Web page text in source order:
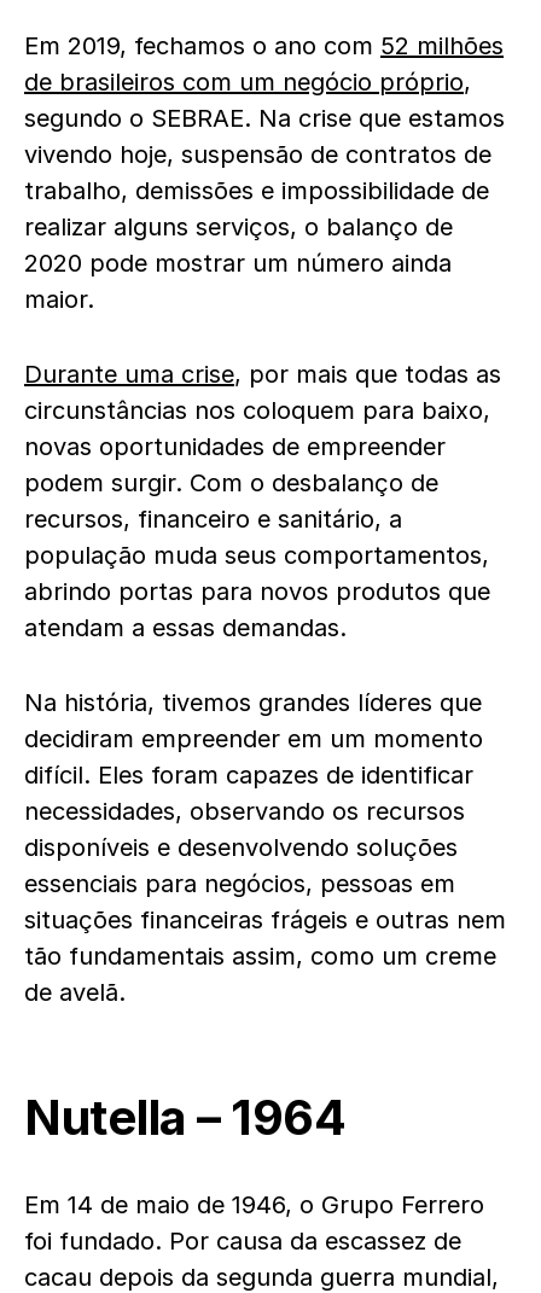
Em 2019, fechamos o ano com 52 milhões
de brasileiros com um negócio próprio,
segundo o SEBRAE. Na crise que estamos
vivendo hoje, suspensão de contratos de
trabalho, demissões e impossibilidade de
realizar alguns serviços, o balanço de
2020 pode mostrar um número ainda
maior.
Durante uma crise, por mais que todas as
circunstâncias nos coloquem para baixo,
novas oportunidades de empreender
podem surgir. Com o desbalanço de
recursos, financeiro e sanitário, a
população muda seus comportamentos,
abrindo portas para novos produtos que
atendam a essas demandas.
Na história, tivemos grandes líderes que
decidiram empreender em um momento
difícil. Eles foram capazes de identificar
necessidades, observando os recursos
disponíveis e desenvolvendo soluções
essenciais para negócios, pessoas em
situações financeiras frágeis e outras nem
tão fundamentais assim, como um creme
de avelã.
Nutella – 1964
Em 14 de maio de 1946, o Grupo Ferrero
foi fundado. Por causa da escassez de
cacau depois da segunda guerra mundial,